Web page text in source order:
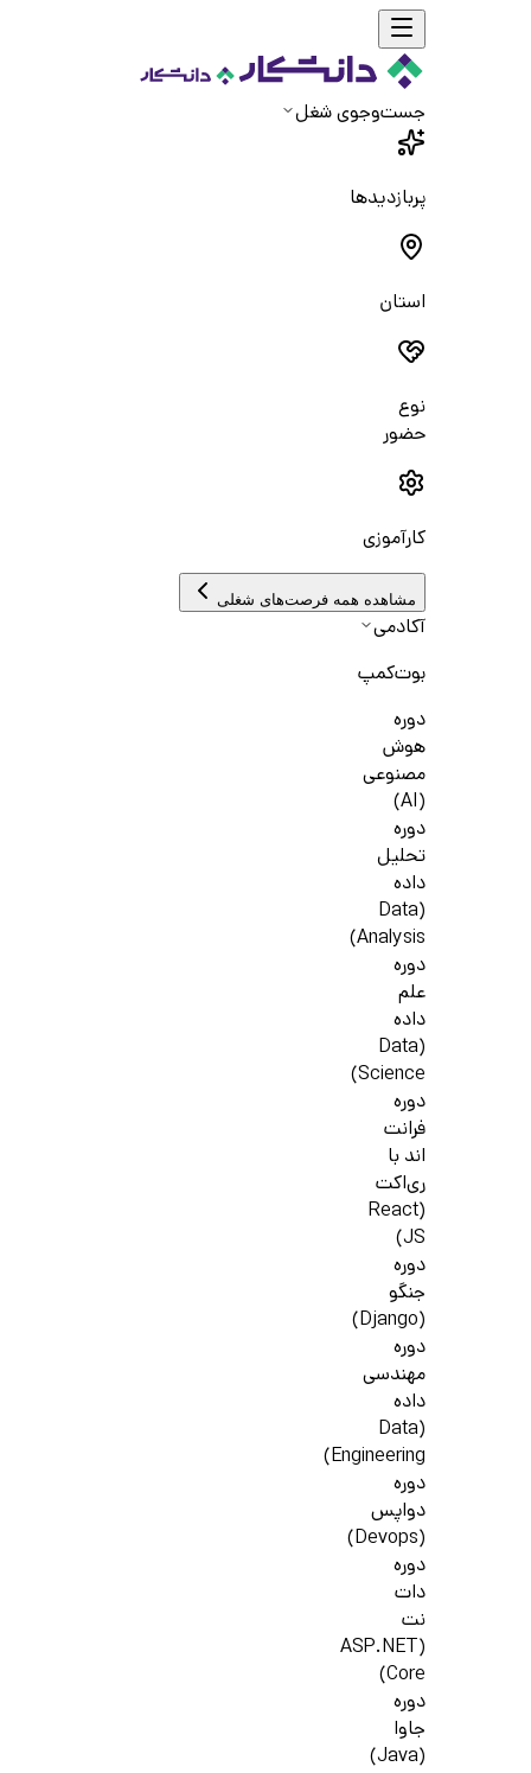
جست‌و‌جوی شغل
پربازدیدها
استان
نوع
حضور
کارآموزی
مشاهده همه فرصت‌های شغلی
آکادمی
بوت‌کمپ
دوره
هوش
مصنوعی
(AI)
دوره
تحلیل
داده
(Data
Analysis)
دوره
علم
داده
(Data
Science)
دوره
فرانت
اند با
ری‌اکت
(React
JS)
دوره
جنگو
(Django)
دوره
مهندسی
داده
(Data
Engineering)
دوره
دواپس
(Devops)
دوره
دات
نت
(ASP.NET
Core)
دوره
جاوا
(Java)